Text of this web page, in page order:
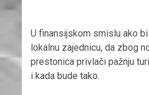
U finansijskom smislu ako
lokalnu zajednicu, da zbog
prestonica privlači pažnju
i kada bude tako.